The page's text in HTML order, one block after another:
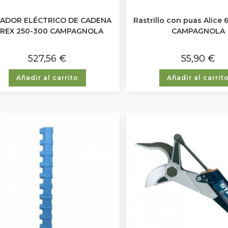
ELÉCTRICO DE CADENA
250-300 CAMPAGNOLA
527,56€
Añadir al carrito
Rastrillo con puas Alice
CAMPAGNOLA
55,90 €
Añadir al